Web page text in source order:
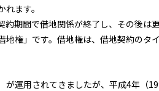
ます。
期間で借地関係が終了し、その後は
権」です。借地権は、借地契約のタ
運用されてきましたが、平成4年（